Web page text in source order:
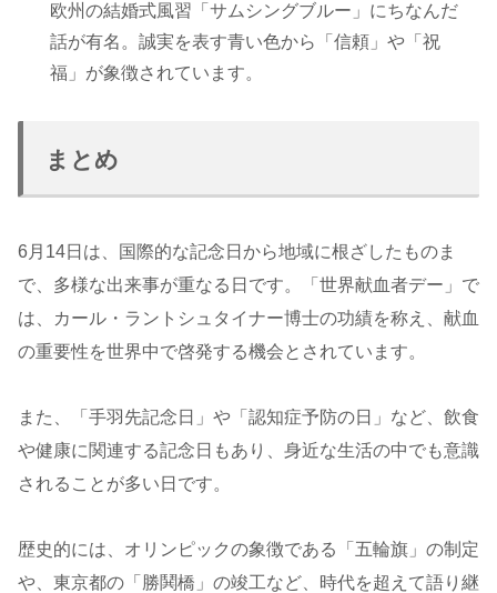
欧州の結婚式風習「サムシングブルー」にちなんだ
話が有名。誠実を表す青い色から「信頼」や「祝
福」が象徴されています。
まとめ
6月14日は、国際的な記念日から地域に根ざしたものま
で、多様な出来事が重なる日です。「世界献血者デー」で
は、カール・ラントシュタイナー博士の功績を称え、献血
の重要性を世界中で啓発する機会とされています。
また、「手羽先記念日」や「認知症予防の日」など、飲食
や健康に関連する記念日もあり、身近な生活の中でも意識
されることが多い日です。
歴史的には、オリンピックの象徴である「五輪旗」の制定
や、東京都の「勝鬨橋」の竣工など、時代を超えて語り継